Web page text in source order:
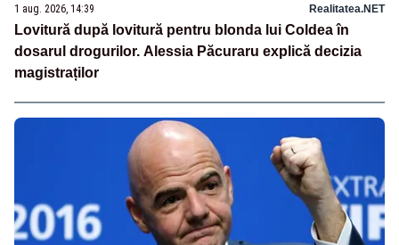
1 aug. 2026, 14:39 Realitatea.NET
Lovitură după lovitură pentru blonda lui Coldea în
dosarul drogurilor. Alessia Păcuraru explică decizia
magistraților